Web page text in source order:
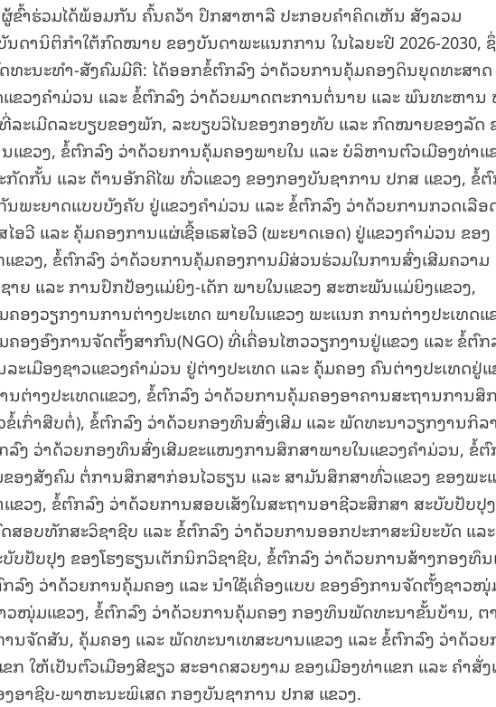
ຂົ້າຮ່ວມໄດ້ພ້ອມກັນ ຄົ້ນຄວ້າ ປຶກສາຫາລື ປະກອບຄຳຄິດເຫັນ ສັງລວມ
ດານິຕິກຳໃຕ້ກົດໝາຍ ຂອງບັນດາພະແນກການ ໃນໄລຍະປີ 2026-2030,
ທະນະທໍາ-ສັງຄົມມີຄື: ໄດ້ອອກຂໍ້ຕົກລົງ ວ່າດ້ວຍການຄຸ້ມຄອງດິນຍຸດທະສາດ
ຂວງຄໍາມ່ວນ ແລະ ຂໍ້ຕົກລົງ ວ່າດ້ວຍມາດຕະການຕໍ່ນາຍ ແລະ ພົນທະຫານ
ະເມີດລະບຽບຂອງພັກ, ລະບຽບວິໄນຂອງກອງທັບ ແລະ ກົດໝາຍຂອງລັດ
ຂວງ, ຂໍ້ຕົກລົງ ວ່າດ້ວຍການຄຸ້ມຄອງພາຍໃນ ແລະ ບໍລິຫານຕົວເມືອງທ່າແ
ດກັ້ນ ແລະ ຕ້ານອັກຄີໄພ ທົ່ວແຂວງ ຂອງກອງບັນຊາການ ປກສ ແຂວງ, ຂໍ້
ພະຍາດແບບບັງຄັບ ຢູ່ແຂວງຄໍາມ່ວນ ແລະ ຂໍ້ຕົກລົງ ວ່າດ້ວຍການກວດເລືອ
ອວີ ແລະ ຄຸ້ມຄອງການແຜ່ເຊື້ອເຣສໄອວີ (ພະຍາດເອດ) ຢູ່ແຂວງຄໍາມ່ວນ ຂອງ
ຂວງ, ຂໍ້ຕົກລົງ ວ່າດ້ວຍການຄຸ້ມຄອງການມີສ່ວນຮ່ວມໃນການສົ່ງເສີມຄວາມ
ຍ ແລະ ການປົກປ້ອງແມ່ຍິງ-ເດັກ ພາຍໃນແຂວງ ສະຫະພັນແມ່ຍິງແຂວງ,
ອງວຽກງານການຕ່າງປະເທດ ພາຍໃນແຂວງ ພະແນກ ການຕ່າງປະເທດແ
ອງອົງການຈັດຕັ້ງສາກົນ(NGO) ທີ່ເຄື່ອນໄຫວວຽກງານຢູ່ແຂວງ ແລະ ຂໍ້ຕົກ
ເມືອງຊາວແຂວງຄໍາມ່ວນ ຢູ່ຕ່າງປະເທດ ແລະ ຄຸ້ມຄອງ ຄົນຕ່າງປະເທດຢູ່ແ
ຕ່າງປະເທດແຂວງ, ຂໍ້ຕົກລົງ ວ່າດ້ວຍການຄຸ້ມຄອງອາຄານສະຖານການສຶ
ເກົ່າສືບຕໍ່), ຂໍ້ຕົກລົງ ວ່າດ້ວຍກອງທຶນສົ່ງເສີມ ແລະ ພັດທະນາວຽກງານກິລາ
ລົງ ວ່າດ້ວຍກອງທຶນສົ່ງເສີມຂະແໜງການສຶກສາພາຍໃນແຂວງຄໍາມ່ວນ, ຂໍ້ຕົ
ອງສັງຄົມ ຕໍ່ການສຶກສາກ່ອນໄວຮຽນ ແລະ ສາມັນສຶກສາທົ່ວແຂວງ ຂອງພະ
ຂວງ, ຂໍ້ຕົກລົງ ວ່າດ້ວຍການສອບເສັງໃນສະຖານອາຊີວະສຶກສາ ສະບັບປັບປຸ
ອບທັກສະວິຊາຊີບ ແລະ ຂໍ້ຕົກລົງ ວ່າດ້ວຍການອອກປະກາສະນີຍະບັດ ແລະ
ບປັບປຸງ ຂອງໂຮງຮຽນເຕັກນິກວິຊາຊີບ, ຂໍ້ຕົກລົງ ວ່າດ້ວຍການສ້າງກອງທຶ
ລົງ ວ່າດ້ວຍການຄຸ້ມຄອງ ແລະ ນໍາໃຊ້ເຄື່ອງແບບ ຂອງອົງການຈັດຕັ້ງຊາວໜຸ່
າວໜຸ່ມແຂວງ, ຂໍ້ຕົກລົງ ວ່າດ້ວຍການຄຸ້ມຄອງ ກອງທຶນພັດທະນາຂັ້ນບ້ານ, ຕາ
ນຈັດສັນ, ຄຸ້ມຄອງ ແລະ ພັດທະນາເທສະບານແຂວງ ແລະ ຂໍ້ຕົກລົງ ວ່າດ້ວຍ
ໃຫ້ເປັນຕົວເມືອງສີຂຽວ ສະອາດສວຍງາມ ຂອງເມືອງທ່າແຂກ ແລະ ຄໍາສັ່ງ
ອາຊີບ-ພາຫະນະພິເສດ ກອງບັນຊາການ ປກສ ແຂວງ.